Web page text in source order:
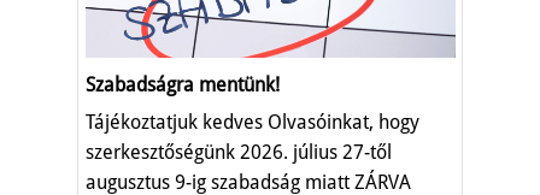
Szabadságra mentünk!
Tájékoztatjuk kedves Olvasóinkat, hogy
szerkesztőségünk 2026. július 27-től
augusztus 9-ig szabadság miatt ZÁRVA